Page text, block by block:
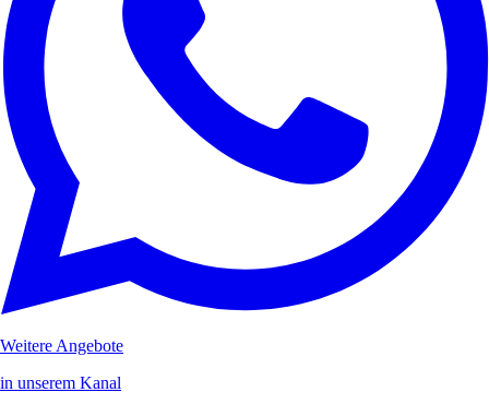
Weitere Angebote
in unserem Kanal